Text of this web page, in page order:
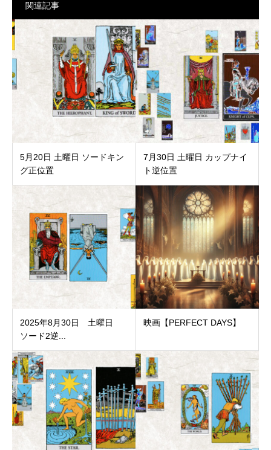
関連記事
5月20日 土曜日 ソードキン
グ正位置
7月30日 土曜日 カップナイ
ト逆位置
2025年8月30日 土曜日
ソード2逆...
映画【PERFECT DAYS】